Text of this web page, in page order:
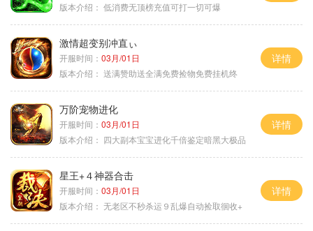
版本介绍： 低消费无顶榜充值可打一切可爆
激情超变别冲直ぃ
开服时间： 03月/01日
版本介绍： 送满赞助送全满免费捡物免费挂机终
详情
万阶宠物进化
开服时间： 03月/01日
版本介绍： 四大副本宝宝进化千倍鉴定暗黑大极品
详情
星王+４神器合击
开服时间： 03月/01日
版本介绍： 无老区不秒杀运９乱爆自动捡取徊收+
详情